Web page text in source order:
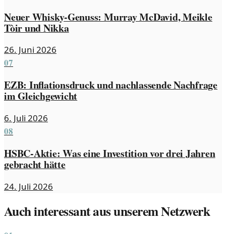
Neuer Whisky-Genuss: Murray McDavid, Meikle
Tòir und Nikka
26. Juni 2026
07
EZB: Inflationsdruck und nachlassende Nachfrage
im Gleichgewicht
6. Juli 2026
08
HSBC-Aktie: Was eine Investition vor drei Jahren
gebracht hätte
24. Juli 2026
Auch interessant aus unserem Netzwerk